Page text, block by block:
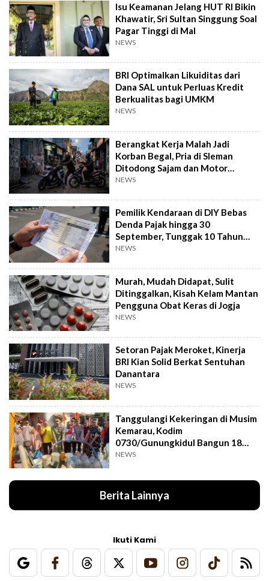
Isu Keamanan Jelang HUT RI Bikin
Khawatir, Sri Sultan Singgung Soal
Pagar Tinggi di Mal
NEWS
BRI Optimalkan Likuiditas dari
Dana SAL untuk Perluas Kredit
Berkualitas bagi UMKM
NEWS
Berangkat Kerja Malah Jadi
Korban Begal, Pria di Sleman
Ditodong Sajam dan Motor
Digasak
NEWS
Pemilik Kendaraan di DIY Bebas
Denda Pajak hingga 30
September, Tunggak 10 Tahun
Cukup Bayar 5 Tahun
NEWS
Murah, Mudah Didapat, Sulit
Ditinggalkan, Kisah Kelam Mantan
Pengguna Obat Keras di Jogja
NEWS
Setoran Pajak Meroket, Kinerja
BRI Kian Solid Berkat Sentuhan
Danantara
NEWS
Tanggulangi Kekeringan di Musim
Kemarau, Kodim
0730/Gunungkidul Bangun 18
Titik Sumur Bor
NEWS
Berita Lainnya
Ikuti Kami